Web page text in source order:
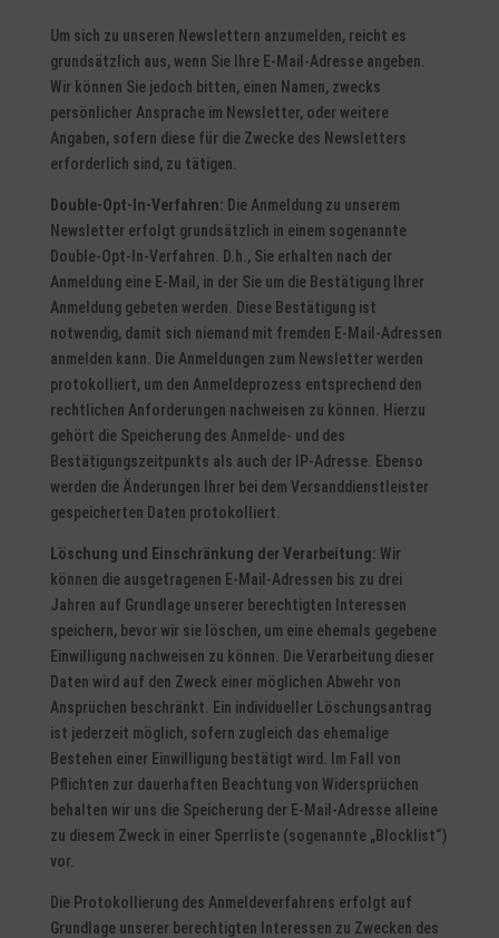
Um sich zu unseren Newslettern anzumelden, reicht es
grundsätzlich aus, wenn Sie Ihre E-Mail-Adresse angeben.
Wir können Sie jedoch bitten, einen Namen, zwecks
persönlicher Ansprache im Newsletter, oder weitere
Angaben, sofern diese für die Zwecke des Newsletters
erforderlich sind, zu tätigen.
Double-Opt-In-Verfahren: Die Anmeldung zu unserem
Newsletter erfolgt grundsätzlich in einem sogenannte
Double-Opt-In-Verfahren. D.h., Sie erhalten nach der
Anmeldung eine E-Mail, in der Sie um die Bestätigung Ihrer
Anmeldung gebeten werden. Diese Bestätigung ist
notwendig, damit sich niemand mit fremden E-Mail-Adressen
anmelden kann. Die Anmeldungen zum Newsletter werden
protokolliert, um den Anmeldeprozess entsprechend den
rechtlichen Anforderungen nachweisen zu können. Hierzu
gehört die Speicherung des Anmelde- und des
Bestätigungszeitpunkts als auch der IP-Adresse. Ebenso
werden die Änderungen Ihrer bei dem Versanddienstleister
gespeicherten Daten protokolliert.
Löschung und Einschränkung der Verarbeitung: Wir
können die ausgetragenen E-Mail-Adressen bis zu drei
Jahren auf Grundlage unserer berechtigten Interessen
speichern, bevor wir sie löschen, um eine ehemals gegebene
Einwilligung nachweisen zu können. Die Verarbeitung dieser
Daten wird auf den Zweck einer möglichen Abwehr von
Ansprüchen beschränkt. Ein individueller Löschungsantrag
ist jederzeit möglich, sofern zugleich das ehemalige
Bestehen einer Einwilligung bestätigt wird. Im Fall von
Pflichten zur dauerhaften Beachtung von Widersprüchen
behalten wir uns die Speicherung der E-Mail-Adresse alleine
zu diesem Zweck in einer Sperrliste (sogenannte „Blocklist“)
vor.
Die Protokollierung des Anmeldeverfahrens erfolgt auf
Grundlage unserer berechtigten Interessen zu Zwecken des